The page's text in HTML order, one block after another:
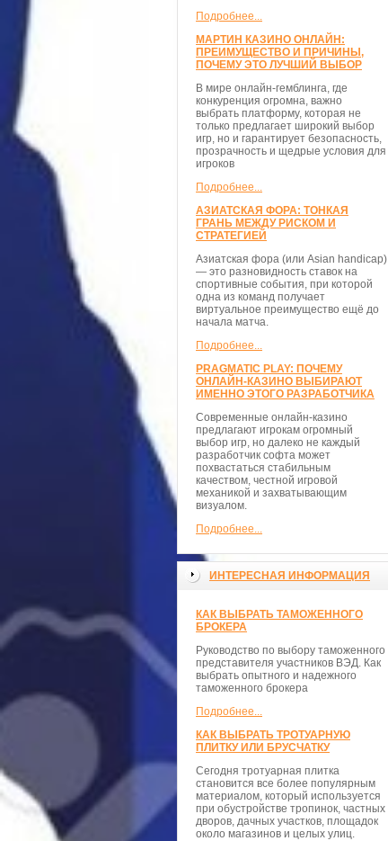
Подробнее...
МАРТИН КАЗИНО ОНЛАЙН:
ПРЕИМУЩЕСТВО И ПРИЧИНЫ,
ПОЧЕМУ ЭТО ЛУЧШИЙ ВЫБОР
В мире онлайн-гемблинга, где
конкуренция огромна, важно
выбрать платформу, которая не
только предлагает широкий выбор
игр, но и гарантирует безопасность,
прозрачность и щедрые условия для
игроков
Подробнее...
АЗИАТСКАЯ ФОРА: ТОНКАЯ
ГРАНЬ МЕЖДУ РИСКОМ И
СТРАТЕГИЕЙ
Азиатская фора (или Asian handicap)
— это разновидность ставок на
спортивные события, при которой
одна из команд получает
виртуальное преимущество ещё до
начала матча.
Подробнее...
PRAGMATIC PLAY: ПОЧЕМУ
ОНЛАЙН-КАЗИНО ВЫБИРАЮТ
ИМЕННО ЭТОГО РАЗРАБОТЧИКА
Современные онлайн-казино
предлагают игрокам огромный
выбор игр, но далеко не каждый
разработчик софта может
похвастаться стабильным
качеством, честной игровой
механикой и захватывающим
визуалом.
Подробнее...
ИНТЕРЕСНАЯ ИНФОРМАЦИЯ
КАК ВЫБРАТЬ ТАМОЖЕННОГО
БРОКЕРА
Руководство по выбору таможенного
представителя участников ВЭД. Как
выбрать опытного и надежного
таможенного брокера
Подробнее...
КАК ВЫБРАТЬ ТРОТУАРНУЮ
ПЛИТКУ ИЛИ БРУСЧАТКУ
Сегодня тротуарная плитка
становится все более популярным
материалом, который используется
при обустройстве тропинок, частных
дворов, дачных участков, площадок
около магазинов и целых улиц.